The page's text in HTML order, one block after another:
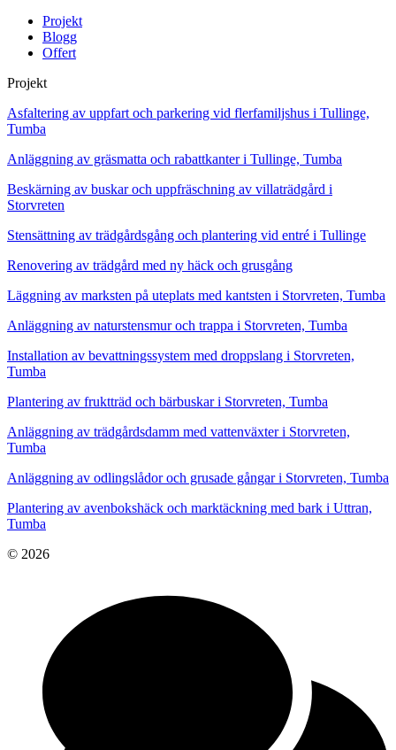
Projekt
Blogg
Offert
Projekt
Asfaltering av uppfart och parkering vid flerfamiljshus i Tullinge,
Tumba
Anläggning av gräsmatta och rabattkanter i Tullinge, Tumba
Beskärning av buskar och uppfräschning av villaträdgård i
Storvreten
Stensättning av trädgårdsgång och plantering vid entré i Tullinge
Renovering av trädgård med ny häck och grusgång
Läggning av marksten på uteplats med kantsten i Storvreten, Tumba
Anläggning av naturstensmur och trappa i Storvreten, Tumba
Installation av bevattningssystem med droppslang i Storvreten,
Tumba
Plantering av fruktträd och bärbuskar i Storvreten, Tumba
Anläggning av trädgårdsdamm med vattenväxter i Storvreten,
Tumba
Anläggning av odlingslådor och grusade gångar i Storvreten, Tumba
Plantering av avenbokshäck och marktäckning med bark i Uttran,
Tumba
© 2026